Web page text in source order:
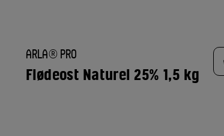
TILFØJ
TIL
FAVORITTER
ARLA® PRO
Flødeost Naturel 25% 1,5 kg